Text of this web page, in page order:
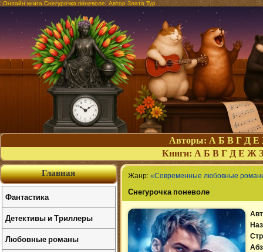
Онлайн книга Снегурочка поневоле. Автор Злата Тур
Авторы: А Б В Г Д Е
Книги: А Б В Г Д Е Ж З
Жанр: «Современные любовные
Снегурочка поневоле
Главная
Фантастика
Детективы и Триллеры
Любовные романы